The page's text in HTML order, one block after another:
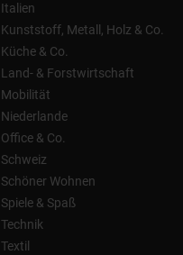
Italien
Kunststoff, Metall, Holz & Co.
Küche & Co.
Land- & Forstwirtschaft
Mobilität
Niederlande
Office & Co.
Schweiz
Schöner Wohnen
Spiele & Spaß
Technik
Textil